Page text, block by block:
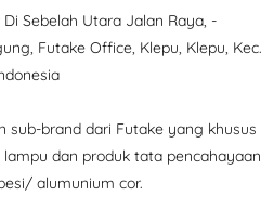
Sebelah Utara Jalan Raya, -
Futake Office, Klepu, Klepu, Kec.
sub-brand dari Futake yang khusus
dan produk tata pencahayaan
alumunium cor.